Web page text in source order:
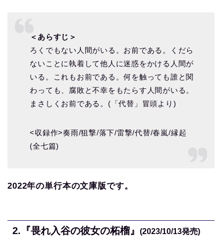
＜あらすじ＞
ろくでもない人間がいる。お前である。くだら
ないことに執着して他人に迷惑をかける人間が
いる。これもお前である。何を触っても誰と関
わっても、腐敗と不幸をもたらす人間がいる。
まさしくお前である。(「代替」冒頭より)
<収録作>奏雨/狙撃/落下/雷撃/代替/春嵐/縁起
(全七篇)
2022年の単行本の文庫版です。
2. 『畏れ入谷の彼女の柘榴』 (2023/10/13発売)